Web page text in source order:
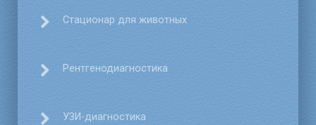
Стационар для животных
Рентгенодиагностика
УЗИ-диагностика